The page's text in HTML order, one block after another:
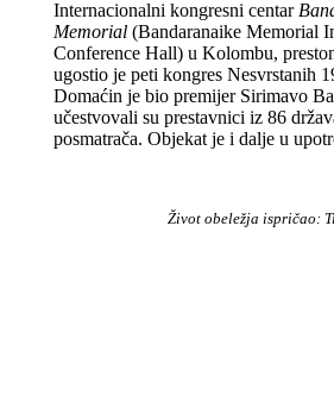
Internacionalni kongresni centar
Memorial(Bandaranaike Memorial
Conference Hall) u Kolombu,
ugostio je peti kongres Nesvrstanih
Domaćin je bio premijer Sirimavo
učestvovali su prestavnici iz 86
posmatrača. Objekat je i dalje u
Život obeležja ispričao: